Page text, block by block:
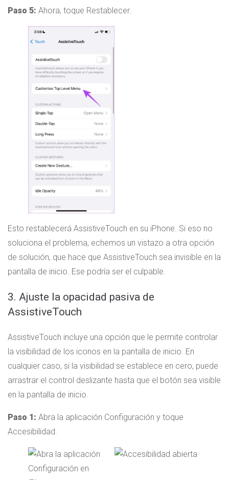
Paso 5: Ahora, toque Restablecer.
Esto restablecerá AssistiveTouch en su iPhone. Si eso no
soluciona el problema, echemos un vistazo a otra opción
de solución, que hace que AssistiveTouch sea invisible en la
pantalla de inicio. Ese podría ser el culpable.
3. Ajuste la opacidad pasiva de
AssistiveTouch
AssistiveTouch incluye una opción que le permite controlar
la visibilidad de los iconos en la pantalla de inicio. En
cualquier caso, si la visibilidad se establece en cero, puede
arrastrar el control deslizante hasta que el botón sea visible
en la pantalla de inicio.
Paso 1: Abra la aplicación Configuración y toque
Accesibilidad.